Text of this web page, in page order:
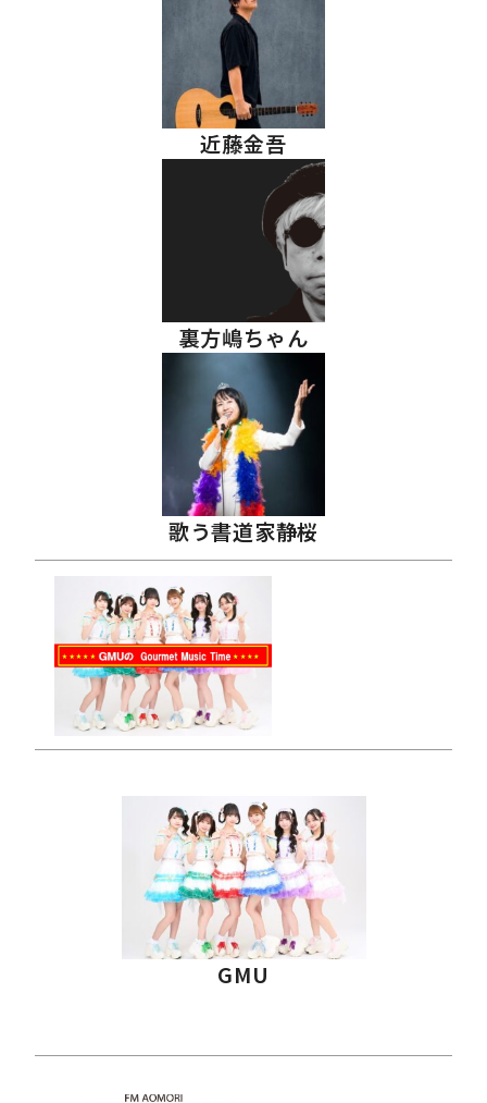
近藤金吾
裏方嶋ちゃん
歌う書道家静桜
GMU